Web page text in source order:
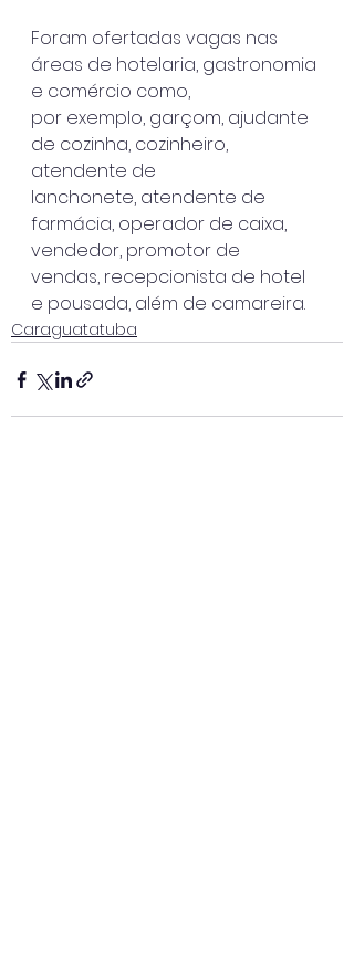
Foram ofertadas vagas nas
áreas de hotelaria, gastronomia
e comércio como,
por exemplo, garçom, ajudante
de cozinha, cozinheiro,
atendente de
lanchonete, atendente de
farmácia, operador de caixa,
vendedor, promotor de
vendas, recepcionista de hotel
e pousada, além de camareira.
Caraguatatuba